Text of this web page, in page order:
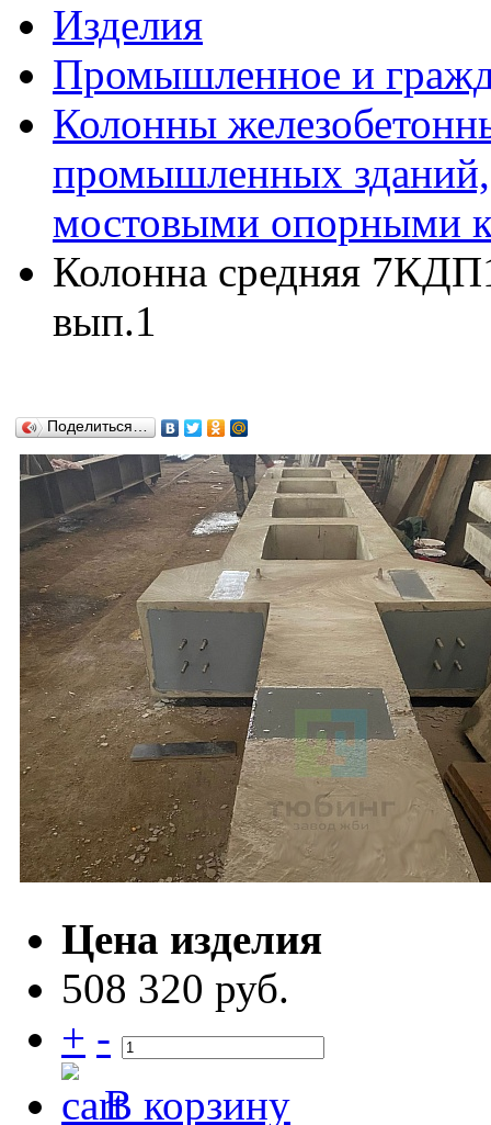
Изделия
Промышленное и
Колонны
промышленных
мостовыми опорными
Колонна средняя
вып.1
Поделиться…
Цена изделия
508 320 руб.
+ -
В корзину